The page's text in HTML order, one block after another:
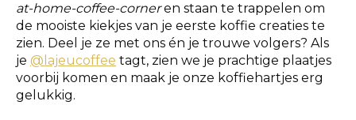
at-home-coffee-corneren staan te trappelen om
de mooiste kiekjes van je eerste koffie creaties te
zien. Deel je ze met ons én je trouwe volgers? Als
je @lajeucoffee tagt, zien we je prachtige plaatjes
voorbij komen en maak je onze koffiehartjes erg
gelukkig.